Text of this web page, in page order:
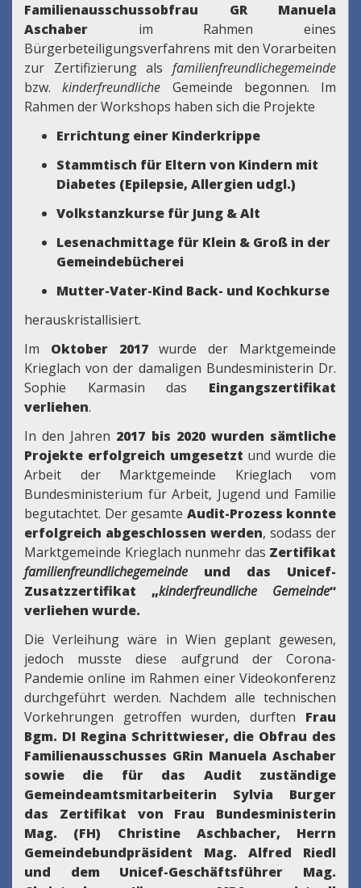
Familienausschussobfrau GR Manuela
Aschaber im Rahmen eines
Bürgerbeteiligungsverfahrens mit den Vorarbeiten
zur Zertifizierung als familienfreundlichegemeinde
bzw.kinderfreundliche Gemeinde begonnen. Im
Rahmen der Workshops haben sich die Projekte
Errichtung einer Kinderkrippe
Stammtisch für Eltern von Kindern mit
Diabetes (Epilepsie, Allergien udgl.)
Volkstanzkurse für Jung & Alt
Lesenachmittage für Klein & Groß in der
Gemeindebücherei
Mutter-Vater-Kind Back- und Kochkurse
herauskristallisiert.
Im Oktober 2017wurde der Marktgemeinde
Krieglach von der damaligen Bundesministerin Dr.
Sophie Karmasin das Eingangszertifikat
verliehen.
In den Jahren 2017 bis 2020 wurden sämtliche
Projekte erfolgreich umgesetzt und wurde die
Arbeit der Marktgemeinde Krieglach vom
Bundesministerium für Arbeit, Jugend und Familie
begutachtet. Der gesamte Audit-Prozess konnte
erfolgreich abgeschlossen werden, sodass der
Marktgemeinde Krieglach nunmehr das Zertifikat
familienfreundlichegemeinde und das Unicef-
Zusatzzertifikat „kinderfreundliche Gemeinde“
verliehen wurde.
Die Verleihung wäre in Wien geplant gewesen,
jedoch musste diese aufgrund der Corona-
Pandemie online im Rahmen einer Videokonferenz
durchgeführt werden. Nachdem alle technischen
Vorkehrungen getroffen wurden, durften Frau
Bgm. DI Regina Schrittwieser, die Obfrau des
Familienausschusses GRin Manuela Aschaber
sowie die für das Audit zuständige
Gemeindeamtsmitarbeiterin Sylvia Burger
das Zertifikat von Frau Bundesministerin
Mag. (FH) Christine Aschbacher, Herrn
Gemeindebundpräsident Mag. Alfred Riedl
und dem Unicef-Geschäftsführer Mag.